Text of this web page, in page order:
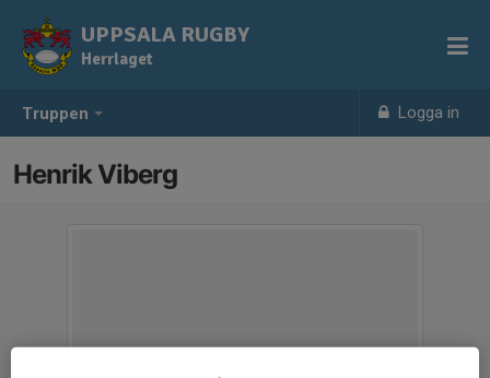
Truppen Logga in
UPPSALA RUGBY
Herrlaget
Henrik Viberg